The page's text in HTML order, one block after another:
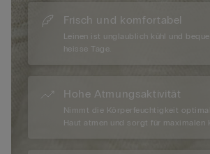
Frisch und komfortabel
Leinen ist unglaublich kühl und
heisse Tage.
Hohe Atmungsaktivität
Nimmt die Körperfeuchtigkeit
Haut atmen und sorgt für maximalen